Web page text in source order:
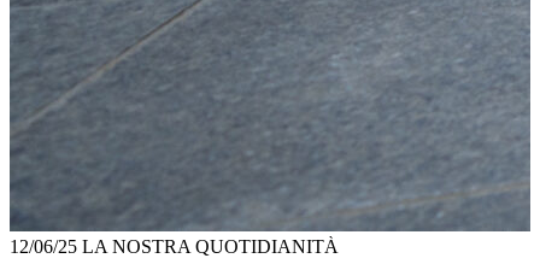
12/06/25 LA NOSTRA QUOTIDIANITÀ